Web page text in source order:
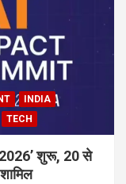
INDIA
TECH
2026’ शुरू, 20 से